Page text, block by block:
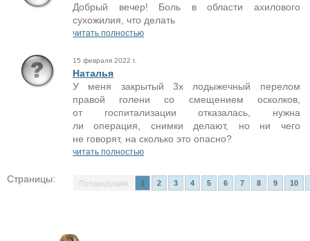
Добрый вечер! Боль в области ахилового
сухожилия, что делать
читать полностью
15 февраля 2022 г.
Наталья
У меня закрытый 3х лодыжечный перелом
правой голени со смещением осколков,
от госпитализации отказалась, нужна
ли операция, снимки делают, но ни чего
не говорят, на сколько это опасно?
читать полностью
Страницы: Предыдущая 1 2 3 4 5 6 7 8 9 10